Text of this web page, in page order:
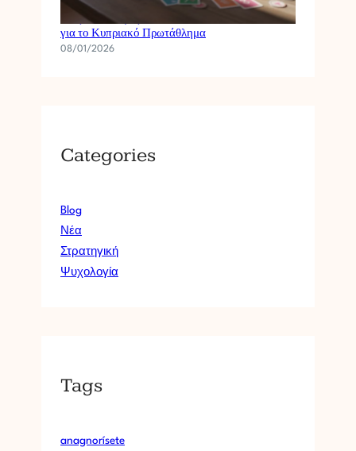
Πώς να Φτιάξεις ένα Απλό Στατιστικό Μοντέλο
για το Κυπριακό Πρωτάθλημα
08/01/2026
Categories
Blog
Νέα
Στρατηγική
Ψυχολογία
Tags
anagnorísete